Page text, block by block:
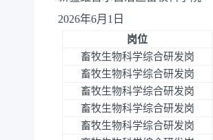
2026年6月1日
岗位
畜牧生物科学综合研发岗
畜牧生物科学综合研发岗
畜牧生物科学综合研发岗
畜牧生物科学综合研发岗
畜牧生物科学综合研发岗